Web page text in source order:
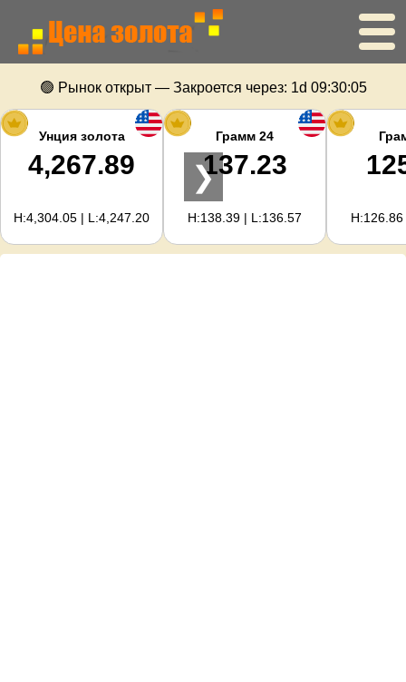
Главная
Цена золота
Цена серебра
Калькулятор золота
🟢 Рынок открыт — Закроется через: 1d 09:30:04
Унция золота
4,267.89
H:4,304.05 | L:4,247.20
Грамм 24
137.23
H:138.39 | L:136.57
❯